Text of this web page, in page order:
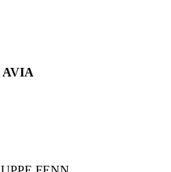
AVIA